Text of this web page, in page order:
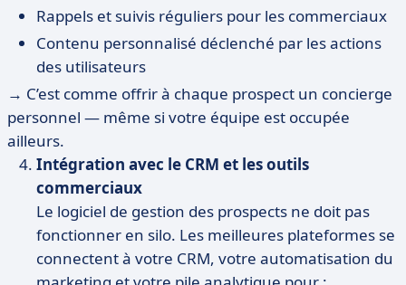
Rappels et suivis réguliers pour les commerciaux
Contenu personnalisé déclenché par les actions
des utilisateurs
→ C’est comme offrir à chaque prospect un concierge
personnel — même si votre équipe est occupée
ailleurs.
Intégration avec le CRM et les outils
commerciaux
Le logiciel de gestion des prospects ne doit pas
fonctionner en silo. Les meilleures plateformes se
connectent à votre CRM, votre automatisation du